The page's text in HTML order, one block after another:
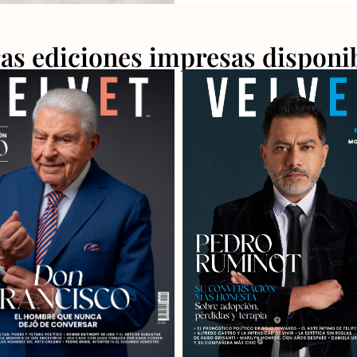
ediciones impresas